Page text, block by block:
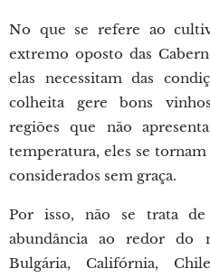
No que se refere ao
extremo oposto das
elas necessitam das
colheita gere bons
regiões que não
temperatura, eles se
considerados sem graça.
Por isso, não se trata
abundância ao redor do
Bulgária, Califórnia,